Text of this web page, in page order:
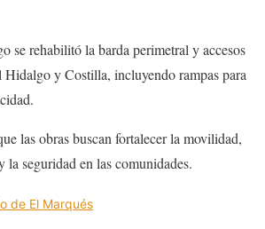
se rehabilitó la barda perimetral y accesos
y Costilla, incluyendo rampas para
las obras buscan fortalecer la movilidad,
la seguridad en las comunidades.
de El Marqués